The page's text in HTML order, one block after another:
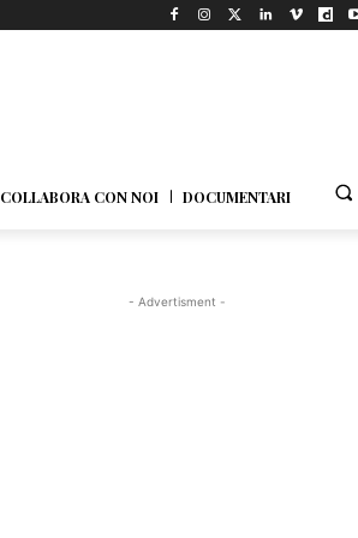
COLLABORA CON NOI DOCUMENTARI
- Advertisment -